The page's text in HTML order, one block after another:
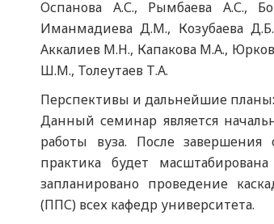
Оспанова А.С., Рымбаева А.С.,
Иманмадиева Д.М., Козубаева
Аккалиев М.Н., Капакова М.А.,
Ш.М., Толеутаев Т.А.
Перспективы и дальнейшие планы:
Данный семинар является
работы вуза. После
практика будет
запланировано проведение
(ППС) всех кафедр университета.